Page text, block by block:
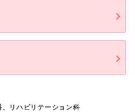
リハビリテーション科